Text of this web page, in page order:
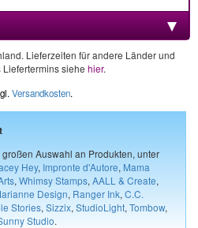
Lieferzeiten für andere Länder und
siehe hier.
Versandkosten.
Auswahl an Produkten, unter
Hey, Impronte d'Autore, Mama
, Whimsy Stamps, AALL & Create,
Design, Ranger Ink, C.C.
Stories, Sizzix, StudioLight, Tombow,
Studio.